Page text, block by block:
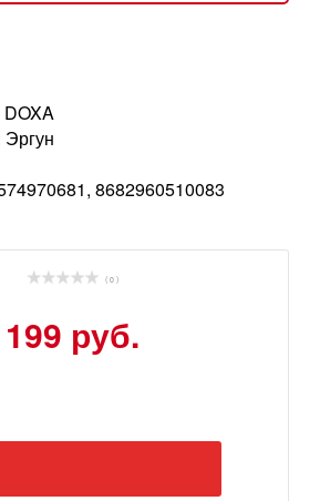
DOXA
Эргун
8682960510083
( 0 )
199 руб.